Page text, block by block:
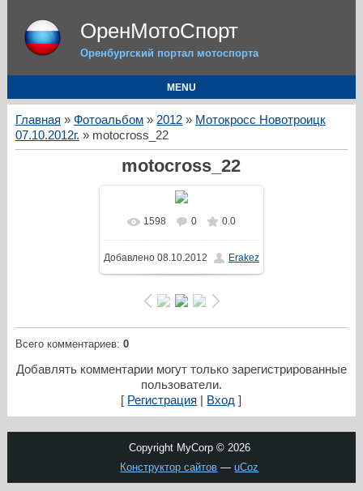
ОренМотоСпорт
Оренбургский портал мотоспорта
MENU
Главная » Фотоальбом» 2012» Мотокросс Новотроицк
07.10.2012г. » motocross_22
motocross_22
1598 0 0.0
Добавлено08.10.2012 Erakez
Всего комментариев: 0
Добавлять комментарии могут только зарегистрированные
пользователи.
[ Регистрация Вход ]
Copyright MyCorp © 2026
Конструктор сайтов —uCoz